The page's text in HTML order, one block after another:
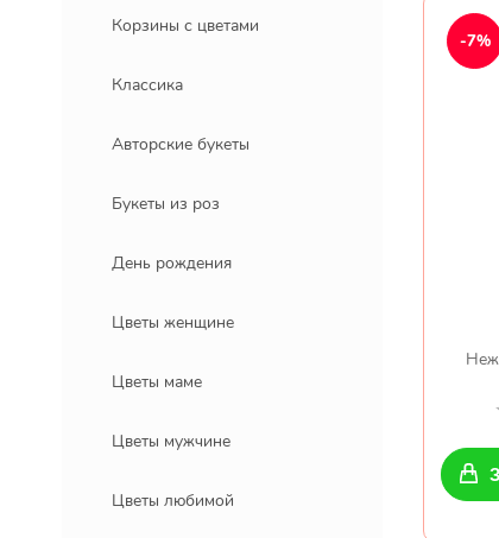
Корзины с цветами
Классика
Авторские букеты
Букеты из роз
День рождения
Цветы женщине
Цветы маме
Цветы мужчине
Цветы любимой
-7%